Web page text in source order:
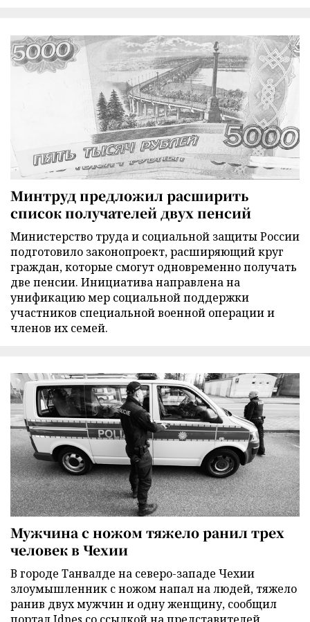
Минтруд предложил расширить
список получателей двух пенсий
Министерство труда и социальной защиты России
подготовило законопроект, расширяющий круг
граждан, которые смогут одновременно получать
две пенсии. Инициатива направлена на
унификацию мер социальной поддержки
участников специальной военной операции и
членов их семей.
Мужчина с ножом тяжело ранил трех
человек в Чехии
В городе Танвалде на северо-западе Чехии
злоумышленник с ножом напал на людей, тяжело
ранив двух мужчин и одну женщину, сообщил